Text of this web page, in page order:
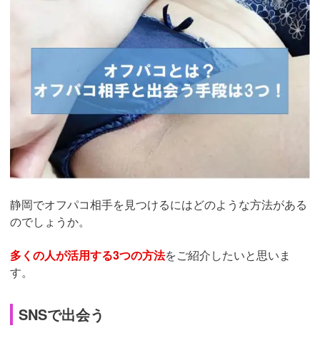
静岡でオフパコ相手を見つけるにはどのような方法がある
のでしょうか。
多くの人が活用する3つの方法をご紹介したいと思いま
す。
SNSで出会う